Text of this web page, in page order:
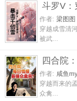
斗罗V：
作者: 梁图图
穿越成雪清
被武...
四合院
作者: 咸鱼
穿越而来的
众禽...